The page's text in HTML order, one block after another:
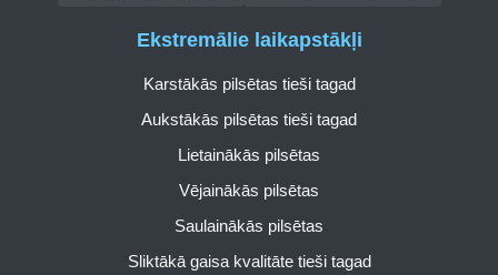
Ekstremālie laikapstākļi
Karstākās pilsētas tieši tagad
Aukstākās pilsētas tieši tagad
Lietainākās pilsētas
Vējainākās pilsētas
Saulainākās pilsētas
Sliktākā gaisa kvalitāte tieši tagad